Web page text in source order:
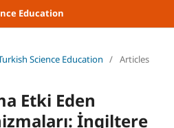
Education
Science Education / Articles
Etki Eden
İngiltere